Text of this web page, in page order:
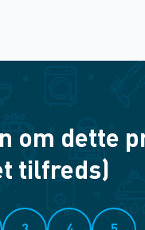
dette
tilfreds)